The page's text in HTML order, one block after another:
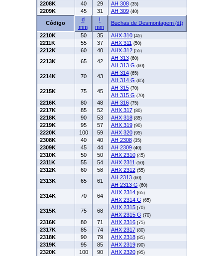
2208K 40 29 AH 308 (35)
2209K 45 31 AH 309 (40)
Código
d
mm
l
mm
Buchas de Desmontagem (d1)
2210K 50 35 AHX 310 (45)
2211K 55 37 AHX 311 (50)
2212K 60 40 AHX 312 (55)
2213K 65 42
AH 313 (60)
AH 313 G (60)
2214K 70 43
AH 314 (65)
AH 314 G (65)
2215K 75 45
AH 315 (70)
AH 315 G (70)
2216K 80 48 AH 316 (75)
2217K 85 52 AHX 317 (80)
2218K 90 53 AHX 318 (85)
2219K 95 57 AHX 319 (90)
2220K 100 59 AHX 320 (95)
2308K 40 40 AH 2308 (35)
2309K 45 44 AH 2309 (40)
2310K 50 50 AHX 2310 (45)
2311K 55 54 AHX 2311 (50)
2312K 60 58 AHX 2312 (55)
2313K 65 61
AH 2313 (60)
AH 2313 G (60)
2314K 70 64
AHX 2314 (65)
AHX 2314 G (65)
2315K 75 68
AHX 2315 (70)
AHX 2315 G (70)
2316K 80 71 AHX 2316 (75)
2317K 85 74 AHX 2317 (80)
2318K 90 79 AHX 2318 (85)
2319K 95 85 AHX 2319 (90)
2320K 100 90 AHX 2320 (95)